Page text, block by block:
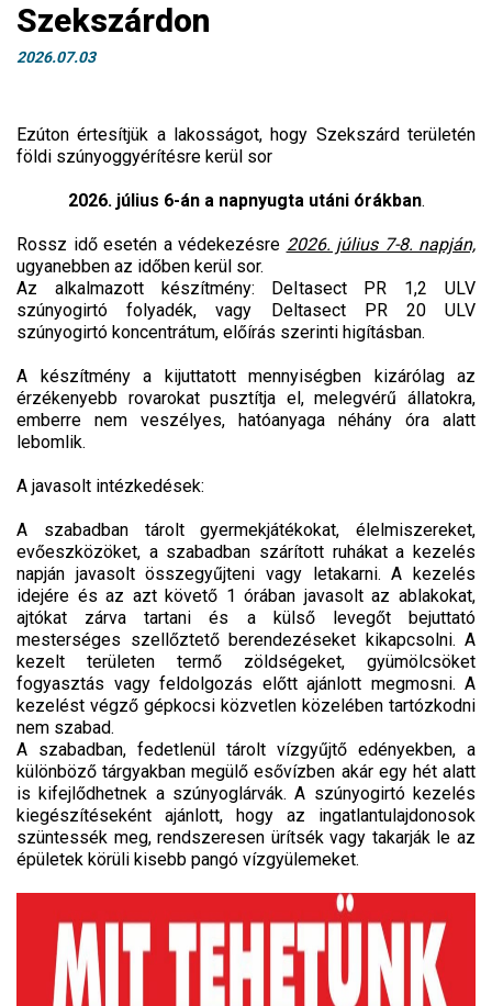
Szekszárdon
2026.07.03
Ezúton értesítjük a lakosságot, hogy Szekszárd területén
földi szúnyoggyérítésre kerül sor
2026. július 6-án a napnyugta utáni órákban.
Rossz idő esetén a védekezésre 2026. július 7-8. napján,
ugyanebben az időben kerül sor.
Az alkalmazott készítmény: Deltasect PR 1,2 ULV
szúnyogirtó folyadék, vagy Deltasect PR 20 ULV
szúnyogirtó koncentrátum, előírás szerinti higításban.
A készítmény a kijuttatott mennyiségben kizárólag az
érzékenyebb rovarokat pusztítja el, melegvérű állatokra,
emberre nem veszélyes, hatóanyaga néhány óra alatt
lebomlik.
A javasolt intézkedések:
A szabadban tárolt gyermekjátékokat, élelmiszereket,
evőeszközöket, a szabadban szárított ruhákat a kezelés
napján javasolt összegyűjteni vagy letakarni. A kezelés
idejére és az azt követő 1 órában javasolt az ablakokat,
ajtókat zárva tartani és a külső levegőt bejuttató
mesterséges szellőztető berendezéseket kikapcsolni. A
kezelt területen termő zöldségeket, gyümölcsöket
fogyasztás vagy feldolgozás előtt ajánlott megmosni. A
kezelést végző gépkocsi közvetlen közelében tartózkodni
nem szabad.
A szabadban, fedetlenül tárolt vízgyűjtő edényekben, a
különböző tárgyakban megülő esővízben akár egy hét alatt
is kifejlődhetnek a szúnyoglárvák. A szúnyogirtó kezelés
kiegészítéseként ajánlott, hogy az ingatlantulajdonosok
szüntessék meg, rendszeresen ürítsék vagy takarják le az
épületek körüli kisebb pangó vízgyülemeket.